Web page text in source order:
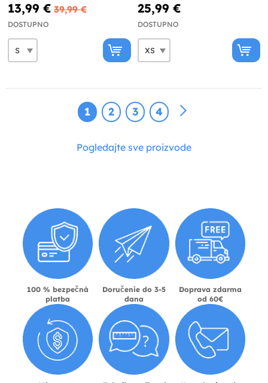
13,99 € 39,99 €
DOSTUPNO
25,99 €
DOSTUPNO
1 2 3 4
Pogledajte sve proizvode
100 % bezpečná
platba
Doručenie do 3-5
dana
Doprava zdarma
od 60€